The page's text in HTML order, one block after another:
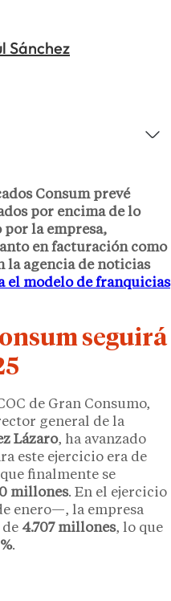
Sánchez
Consum prevé
por encima de lo
por la empresa,
en facturación como
la agencia de noticias
el modelo de franquicias
seguirá
de Gran Consumo,
general de la
Lázaro, ha avanzado
este ejercicio era de
finalmente se
millones. En el ejercicio
enero—, la empresa
4.707 millones, lo que
.